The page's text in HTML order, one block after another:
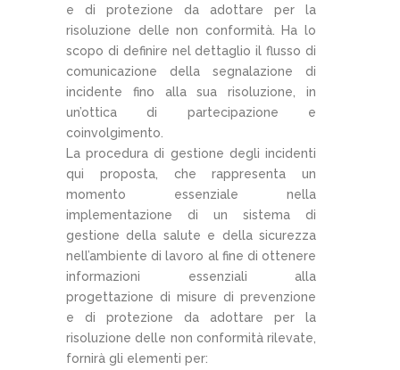
e di protezione da adottare per la
risoluzione delle non conformità. Ha lo
scopo di definire nel dettaglio il flusso di
comunicazione della segnalazione di
incidente fino alla sua risoluzione, in
un’ottica di partecipazione e
coinvolgimento.
La procedura di gestione degli incidenti
qui proposta, che rappresenta un
momento essenziale nella
implementazione di un sistema di
gestione della salute e della sicurezza
nell’ambiente di lavoro al fine di ottenere
informazioni essenziali alla
progettazione di misure di prevenzione
e di protezione da adottare per la
risoluzione delle non conformità rilevate,
fornirà gli elementi per: